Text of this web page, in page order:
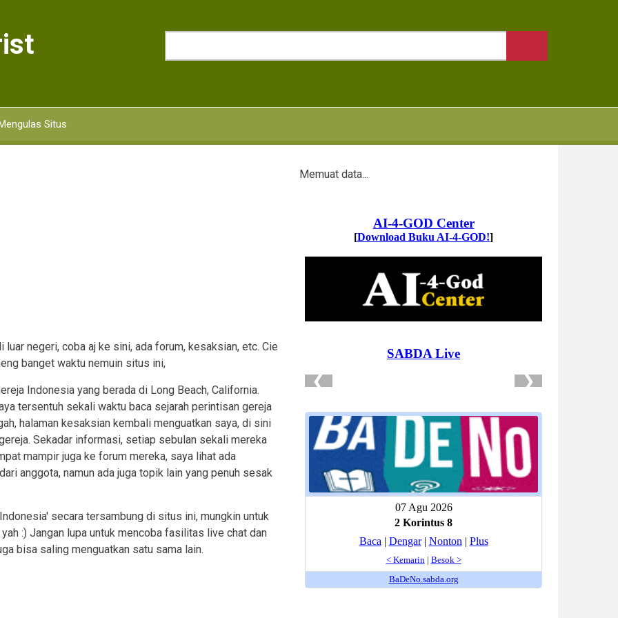
Situs
negeri, coba aj ke sini, ada forum, kesaksian, etc. Cie
banget waktu nemuin situs ini,
Indonesia yang berada di Long Beach, California.
tersentuh sekali waktu baca sejarah perintisan gereja
halaman kesaksian kembali menguatkan saya, di sini
Sekadar informasi, setiap sebulan sekali mereka
mampir juga ke forum mereka, saya lihat ada
anggota, namun ada juga topik lain yang penuh sesak
secara tersambung di situs ini, mungkin untuk
:) Jangan lupa untuk mencoba fasilitas live chat dan
bisa saling menguatkan satu sama lain.
Memuat data...